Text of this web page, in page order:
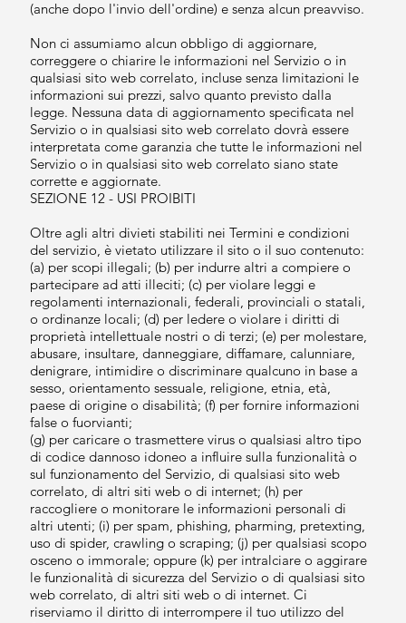
(anche dopo l'invio dell'ordine) e senza alcun preavviso.
Non ci assumiamo alcun obbligo di aggiornare,
correggere o chiarire le informazioni nel Servizio o in
qualsiasi sito web correlato, incluse senza limitazioni le
informazioni sui prezzi, salvo quanto previsto dalla
legge. Nessuna data di aggiornamento specificata nel
Servizio o in qualsiasi sito web correlato dovrà essere
interpretata come garanzia che tutte le informazioni nel
Servizio o in qualsiasi sito web correlato siano state
corrette e aggiornate.
SEZIONE 12 - USI PROIBITI
Oltre agli altri divieti stabiliti nei Termini e condizioni
del servizio, è vietato utilizzare il sito o il suo contenuto:
(a) per scopi illegali; (b) per indurre altri a compiere o
partecipare ad atti illeciti; (c) per violare leggi e
regolamenti internazionali, federali, provinciali o statali,
o ordinanze locali; (d) per ledere o violare i diritti di
proprietà intellettuale nostri o di terzi; (e) per molestare,
abusare, insultare, danneggiare, diffamare, calunniare,
denigrare, intimidire o discriminare qualcuno in base a
sesso, orientamento sessuale, religione, etnia, età,
paese di origine o disabilità; (f) per fornire informazioni
false o fuorvianti;
(g) per caricare o trasmettere virus o qualsiasi altro tipo
di codice dannoso idoneo a influire sulla funzionalità o
sul funzionamento del Servizio, di qualsiasi sito web
correlato, di altri siti web o di internet; (h) per
raccogliere o monitorare le informazioni personali di
altri utenti; (i) per spam, phishing, pharming, pretexting,
uso di spider, crawling o scraping; (j) per qualsiasi scopo
osceno o immorale; oppure (k) per intralciare o aggirare
le funzionalità di sicurezza del Servizio o di qualsiasi sito
web correlato, di altri siti web o di internet. Ci
riserviamo il diritto di interrompere il tuo utilizzo del